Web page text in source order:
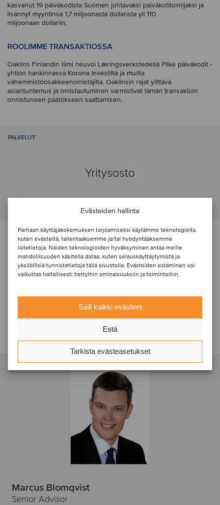
Evästeiden hallinta
Parhaan käyttäjäkokemuksen tarjoamiseksi käytämme teknologioita,
kuten evästeitä, tallentaaksemme ja/tai hyödyntääksemme
laitetietoja. Näiden teknologioiden hyväksyminen antaa meille
mahdollisuuden käsitellä dataa, kuten selauskäyttäytymistä ja
yksilöllisiä tunnistetietoja tällä sivustolla. Evästeiden estäminen voi
vaikuttaa haitallisesti tiettyihin ominaisuuksiin ja toimintoihin.
Salli kaikki evästeet
Estä
Tarkista evästeasetukset
kasvanut 19 päiväkodista Suomen johtavaksi päiväkotitoimijaksi ja
lisännyt myyntinsä 1,7 miljoonasta dollarista yli 110
miljoonaan dollariin.
ROOLIMME TRANSAKTIOSSA
Oaklins Finlandin tiimi neuvoi Læringsverkstedetiä Pilke päiväkodit -
yhtiön hankinnassa Korona Investiltä ja muilta
vähemmistöosakkeenomistajilta. Oaklinsin rajat ylittävä
asiantuntemus ja omistautuminen varmistivat tämän transaktion
onnistuneen päätökseen saattamisen.
PALVELUT
Yritysosto
OSAPUOLET
Ota yhteyttä transaktiotiimiin
Marcus Blomqvist
Senior Advisor